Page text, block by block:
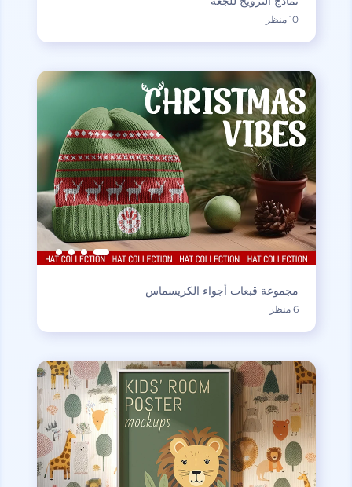
10 منظر
مجموعة قبعات أجواء الكريسماس
6 منظر